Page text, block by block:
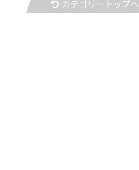
カテゴリートップへ